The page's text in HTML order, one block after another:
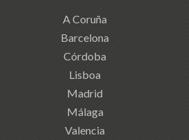
A Coruña
Barcelona
Córdoba
Lisboa
Madrid
Málaga
Valencia